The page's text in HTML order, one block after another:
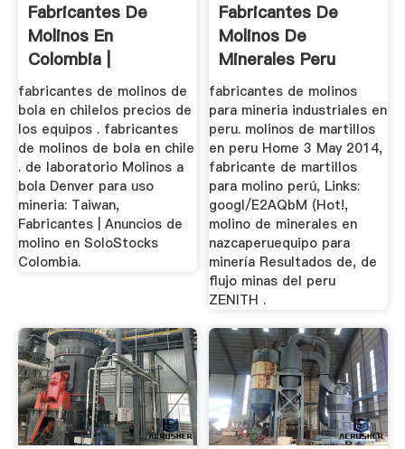
Fabricantes De
Molinos En
Colombia |
Trituradora Y
Molinos
fabricantes de molinos de
bola en chilelos precios de
los equipos . fabricantes
de molinos de bola en chile
. de laboratorio Molinos a
bola Denver para uso
mineria: Taiwan,
Fabricantes | Anuncios de
molino en SoloStocks
Colombia.
Fabricantes De
Molinos De
Minerales Peru
fabricantes de molinos
para mineria industriales en
peru. molinos de martillos
en peru Home 3 May 2014,
fabricante de martillos
para molino perú, Links:
googl/E2AQbM (Hot!,
molino de minerales en
nazcaperuequipo para
minería Resultados de, de
flujo minas del peru
ZENITH .